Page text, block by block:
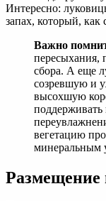
Интересно:
запах, который, как
Важно
пересыхания,
сбора. А еще
созревшую и
высохшую
поддерживать
вегетацию
минеральным
Размещение